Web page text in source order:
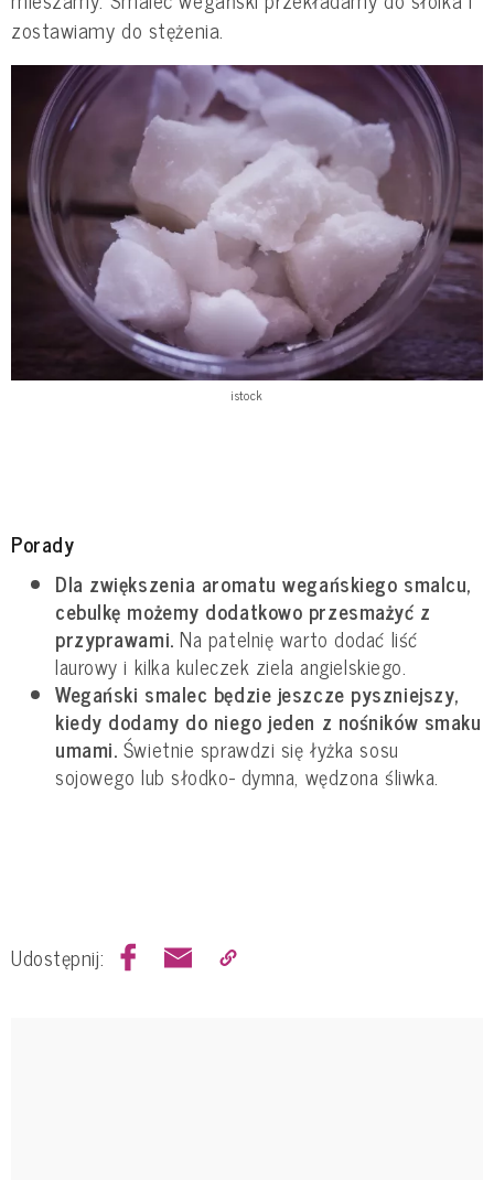
zostawiamy do stężenia.
istock
Porady
Dla zwiększenia aromatu wegańskiego smalcu,
cebulkę możemy dodatkowo przesmażyć z
przyprawami.Na patelnię warto dodać liść
laurowy i kilka kuleczek ziela angielskiego.
Wegański smalec będzie jeszcze pyszniejszy,
kiedy dodamy do niego jeden z nośników smaku
umami. Świetnie sprawdzi się łyżka sosu
sojowego lub słodko- dymna, wędzona śliwka.
Udostępnij: